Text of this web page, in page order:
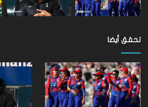
تحقق أيضا